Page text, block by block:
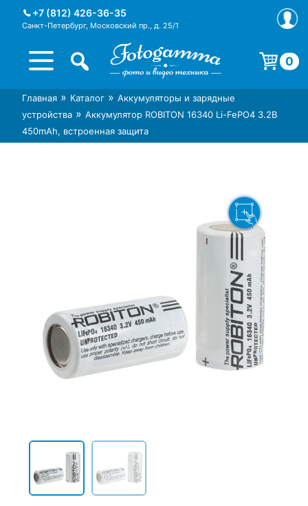
+7 (812) 426-36-35
Санкт-Петербург, Московский пр., д. 25/1
Интернет-магазин фототехники
Foto-Gamma в СПб
Магазин фотоаксессуаров foto-
gamma.ru
0
Корзина пуста.
Главная » Каталог » Аккумуляторы и зарядные
устройства » Аккумулятор ROBITON 16340 Li-FePO4 3.2В
450mAh, встроенная защита